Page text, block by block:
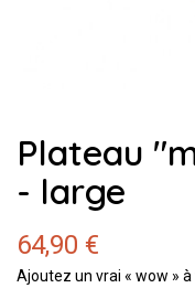
Plateau
- large
64,90 €
Ajoutez un vrai « wow »